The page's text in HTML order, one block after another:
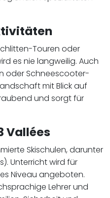
Touren oder
es nie langweilig. Auch
oder Schneescooter-
mit Blick auf
und sorgt für
Vallées
Skischulen, darunter
Unterricht wird für
Niveau angeboten.
Lehrer und